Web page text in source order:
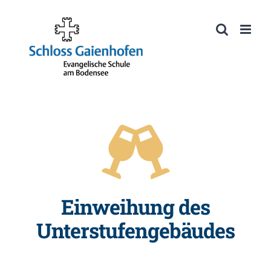
Werkzeugleiste öffnen
springen
Einweihung des
Unterstufengebäudes